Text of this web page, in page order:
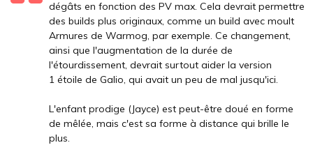
dégâts en fonction des PV max. Cela devrait permettre
des builds plus originaux, comme un build avec moult
Armures de Warmog, par exemple. Ce changement,
ainsi que l'augmentation de la durée de
l'étourdissement, devrait surtout aider la version
1 étoile de Galio, qui avait un peu de mal jusqu'ici.
L'enfant prodige (Jayce) est peut-être doué en forme
de mêlée, mais c'est sa forme à distance qui brille le
plus.